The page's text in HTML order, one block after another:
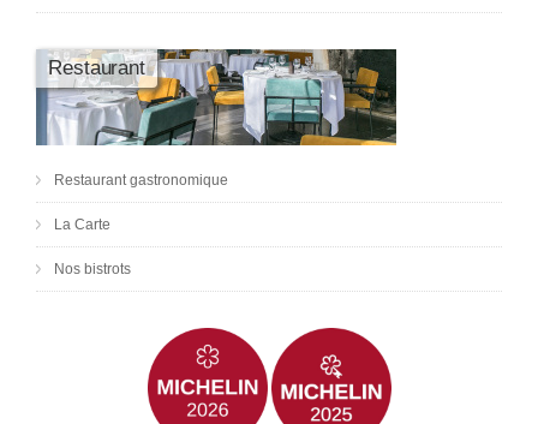
Restaurant
Restaurant gastronomique
La Carte
Nos bistrots